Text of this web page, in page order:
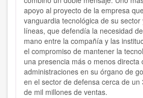
apoyo al proyecto de la empresa
vanguardia tecnológica de su
líneas, que defendía la necesidad
mano entre la compañía y las
el compromiso de mantener la
una presencia más o menos directa
administraciones en su órgano de
en el sector de defensa cerca de un
de mil millones de ventas.